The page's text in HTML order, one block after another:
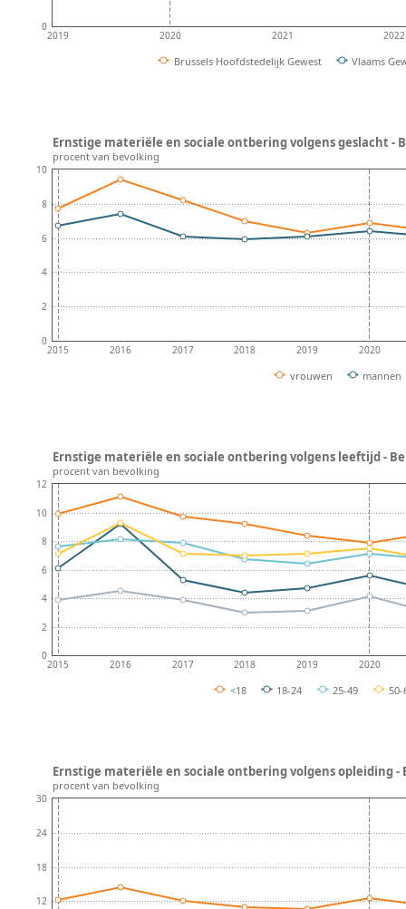
2019 2020 2021 2022
0
Brussels Hoofdstedelijk Gewest Vlaams
2015 2016 2017 2018 2019 2020
0
2
4
6
8
10
vrouwen mannen
Ernstige materiële en sociale ontbering volgens geslacht -
procent van bevolking
2015 2016 2017 2018 2019 2020
0
2
4
6
8
10
12
<18 18-24 25-49
Ernstige materiële en sociale ontbering volgens leeftijd -
procent van bevolking
12
18
24
30
Ernstige materiële en sociale ontbering volgens opleiding -
procent van bevolking